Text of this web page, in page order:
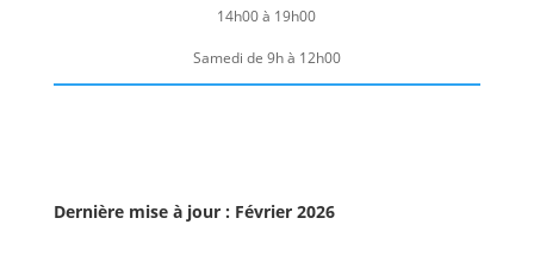
14h00 à 19h00
Samedi de 9h à 12h00
Dernière mise à jour : Février 2026